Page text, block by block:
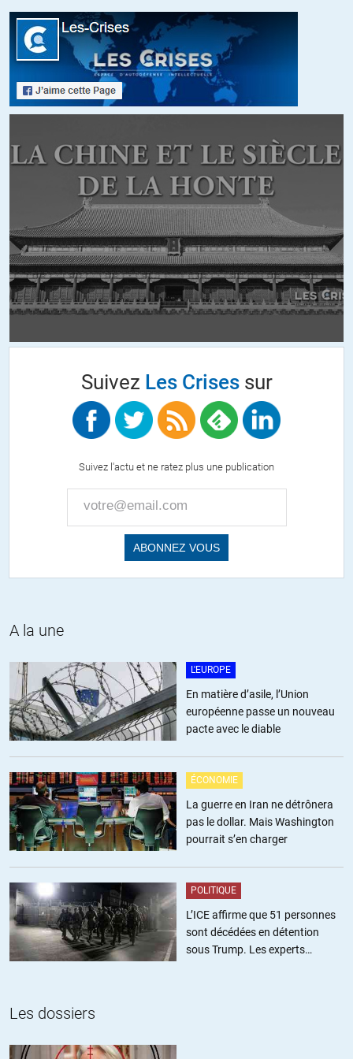
la glace est présente dans l’arctique depuis 6 millions d’années.
L’humanité est apparue bien après (elle a toujours dépendu de
son existence donc). Or, les scientifiques prévoient un été
arctique sans glace d’ici 2020 (les analyses conservatrices
prévoyaient il n’y a pas si longtemps que cela n’arriverait pas
avant la fin du siècle)!
50 expéditions en 50 ans), montre les transformations
décennies, dans son nouveau livre, « a farewell to ice ». Il
explique notamment que la glace a COMPLETEMENT changé de
nature, elle n’est plus une couche compacte, pluriannuelle, mais
une fine masse mitée par les vagues.
Des lobbys verts tels que Shell et BP prévoient quant à eux une
hausse dramatique des températures de 4 à 5 degrés d’ici 2050.
C’est à dire (si leur prévision est fondée) la destruction de
quasiment tous les habitats terrestres dont l’existence dépend
daniel 05.02.2018 à 16h46
Pas possible, inimaginable, merveilleux.
Shell et BP , dans un élan de sincérité rare, vont cesser de
dramatique de la température, 4 à 5 °C en 2050 qu’elles disent.
des arbres, des milliards d’arbres, créer des millions d’emploi et
financer les recherches en foresterie. Bien entendu, les
du Mexique, en Alaska, dans l’estuaire du Niger et partout
Le nirvana…. même les moustachus auront droit à un rasage
gratuit tous les 2 mois.
+8
bhhell
Merci pour cette leçon d’esprit critique qui m’a permit de
découvrir que BP et Shell étaient mus par le profit (après une
recherche approfondie sur wikipédia).
Je voulais simplement souligner que les faits sont tellement
Mais je vais vous citerai à la place la prévision de 4 degrés de
l’ agence internationale de l’énergie (bien qu’elle soit
probablement en cheville avec shell et la cabale des 97%)
Suivez Les Crisessur
Suivez l'actu et ne ratez plus une publication
A la une
L'EUROPE
En matière d’asile, l’Union
européenne passe un nouveau
pacte avec le diable
ÉCONOMIE
La guerre en Iran ne détrônera
pas le dollar. Mais Washington
pourrait s’en charger
POLITIQUE
L’ICE affirme que 51 personnes
sont décédées en détention
sous Trump. Les experts
Les dossiers